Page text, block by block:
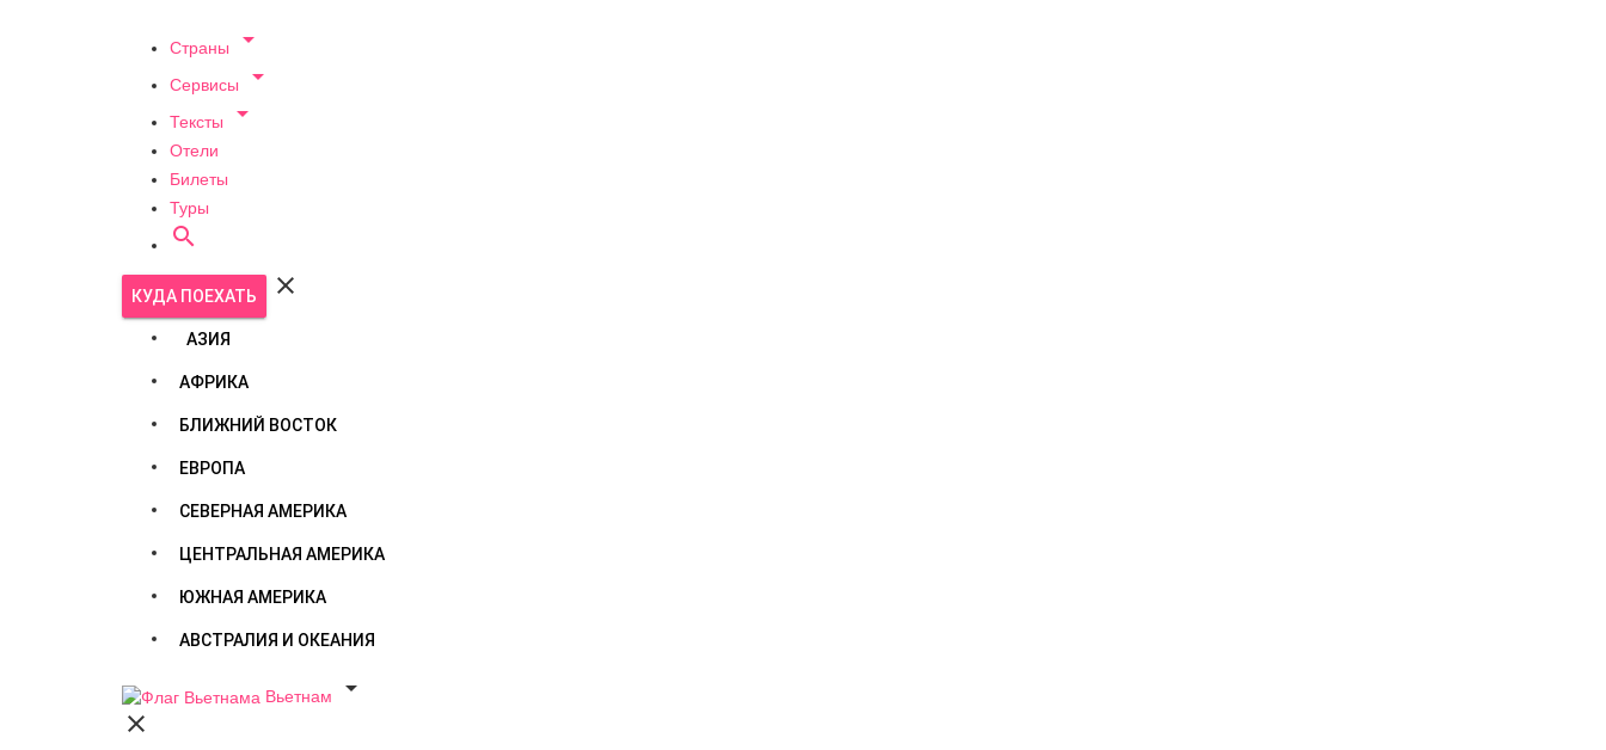
Страны 
Сервисы 
Тексты 
Отели
Билеты
Туры

КУДА ПОЕХАТЬ 
АЗИЯ
АФРИКА
БЛИЖНИЙ ВОСТОК
ЕВРОПА
СЕВЕРНАЯ АМЕРИКА
ЦЕНТРАЛЬНАЯ АМЕРИКА
ЮЖНАЯ АМЕРИКА
АВСТРАЛИЯ И ОКЕАНИЯ
Вьетнам

